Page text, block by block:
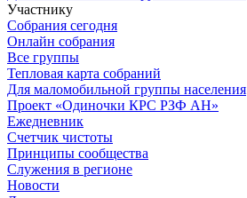
Участнику
Собрания сегодня
Онлайн собрания
Все группы
Тепловая карта собраний
Для маломобильной группы населения
Проект «Одиночки КРС РЗФ АН»
Ежедневник
Счетчик чистоты
Принципы сообщества
Служения в регионе
Новости